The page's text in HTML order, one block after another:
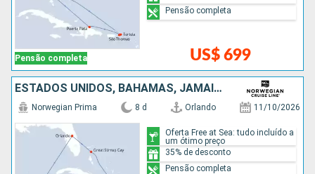
Pensão completa US$ 699
Pensão completa
ESTADOS UNIDOS, BAHAMAS, JAMAICA, ISLAS CAIMÁN, MÉXICO
Norwegian Prima 8 d Orlando 11/10/2026
Oferta Free at Sea: tudo incluído a
um ótimo preço
35% de desconto
Pensão completa